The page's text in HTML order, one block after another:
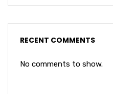
RECENT COMMENTS
No comments to show.